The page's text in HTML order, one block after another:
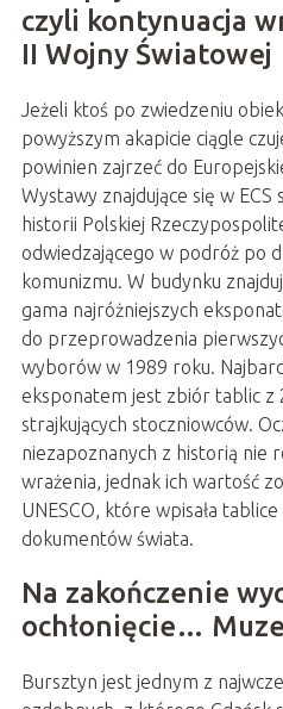
czyli kontynuacja
II Wojny Światowej
Jeżeli ktoś po zwiedzeniu
powyższym akapicie ciągle
powinien zajrzeć do
Wystawy znajdujące się w ECS
historii Polskiej
odwiedzającego w podróż po
komunizmu. W budynku
gama najróżniejszych
do przeprowadzenia
wyborów w 1989 roku.
eksponatem jest zbiór tablic z
strajkujących stoczniowców.
niezapoznanych z historią nie
wrażenia, jednak ich wartość
UNESCO, które wpisała
dokumentów świata.
Na zakończenie
ochłonięcie…
Bursztyn jest jednym z